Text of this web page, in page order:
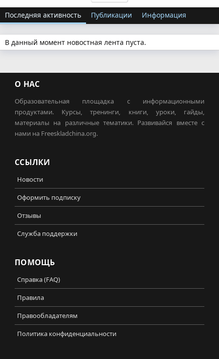
Последняя активность Публикации Информация
В данный момент новостная лента пуста.
О НАС
Образовательная площадка с информационными
продуктами. Курсы, тренинги, книги, уроки, гайды,
материалы на различные тематики. Развивайся вместе с
нами на Freeskladchina.org.
ССЫЛКИ
Новости
Оформить подписку
Отзывы
Служба поддержки
ПОМОЩЬ
Справка (FAQ)
Правила
Правообладателям
Политика конфиденциальности